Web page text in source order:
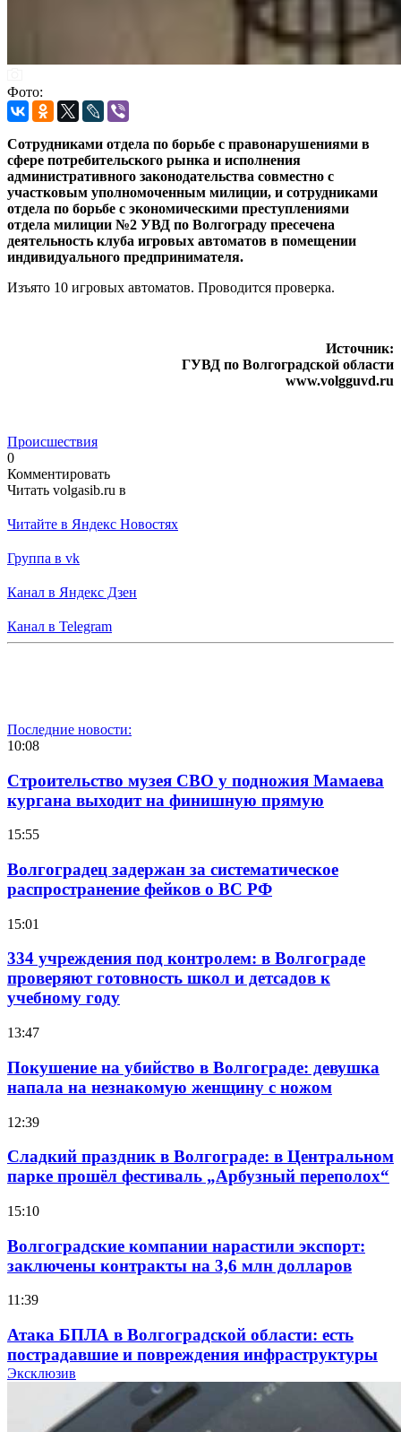
Фото:
Сотрудниками отдела по борьбе с правонарушениями в
сфере потребительского рынка и исполнения
административного законодательства совместно с
участковым уполномоченным милиции, и сотрудниками
отдела по борьбе с экономическими преступлениями
отдела милиции №2 УВД по Волгограду пресечена
деятельность клуба игровых автоматов в помещении
индивидуального предпринимателя.
Изъято 10 игровых автоматов. Проводится проверка.
Источник:
ГУВД по Волгоградской области
www.volgguvd.ru
Происшествия
0
Комментировать
Читать volgasib.ru в
Читайте в Яндекс Новостях
Группа в vk
Канал в Яндекс Дзен
Канал в Telegram
Последние новости:
10:08
Строительство музея СВО у подножия Мамаева
кургана выходит на финишную прямую
15:55
Волгоградец задержан за систематическое
распространение фейков о ВС РФ
15:01
334 учреждения под контролем: в Волгограде
проверяют готовность школ и детсадов к
учебному году
13:47
Покушение на убийство в Волгограде: девушка
напала на незнакомую женщину с ножом
12:39
Сладкий праздник в Волгограде: в Центральном
парке прошёл фестиваль „Арбузный переполох“
15:10
Волгоградские компании нарастили экспорт:
заключены контракты на 3,6 млн долларов
11:39
Атака БПЛА в Волгоградской области: есть
пострадавшие и повреждения инфраструктуры
Волгоградские вузы в топе зарплатного
Эксклюзив